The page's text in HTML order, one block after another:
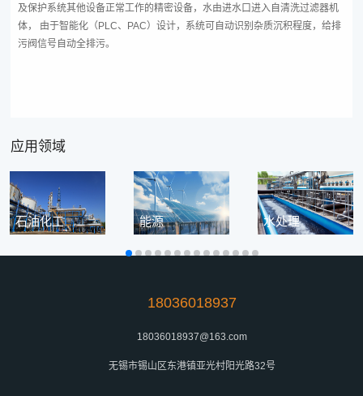
及保护系统其他设备正常工作的精密设备，水由进水口进入自清洗过滤器机
体， 由于智能化（PLC、PAC）设计，系统可自动识别杂质沉积程度，给排
污阀信号自动全排污。
应用领域
石油化工 能源 水处理
18036018937
18036018937@163.com
无锡市锡山区东港镇亚光村阳光路32号